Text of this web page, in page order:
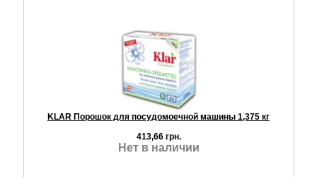
KLAR Порошок для посудомоечной машины 1,375 кг
413,66 грн.
Нет в наличии